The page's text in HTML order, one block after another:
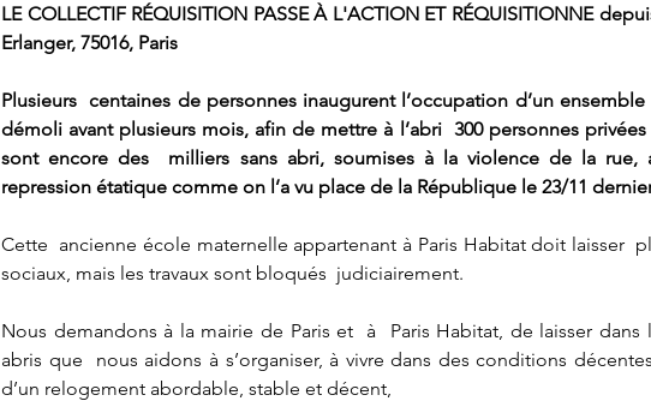
LE COLLECTIF RÉQUISITION PASSE À L'ACTION ET RÉQUISITIONNE
Erlanger, 75016, Paris
Plusieurs  centaines de personnes inaugurent l’occupation d’un
démoli avant plusieurs mois, afin de mettre à l’abri  300 personnes
sont encore des  milliers sans abri, soumises à la violence de la rue,
repression étatique comme on l’a vu place de la République le 23/11
Cette  ancienne école maternelle appartenant à Paris Habitat doit laisser
sociaux, mais les travaux sont bloqués  judiciairement.
Nous demandons à la mairie de Paris et  à  Paris Habitat, de laisser dans
abris que  nous aidons à s’organiser, à vivre dans des conditions
d’un relogement abordable, stable et décent,